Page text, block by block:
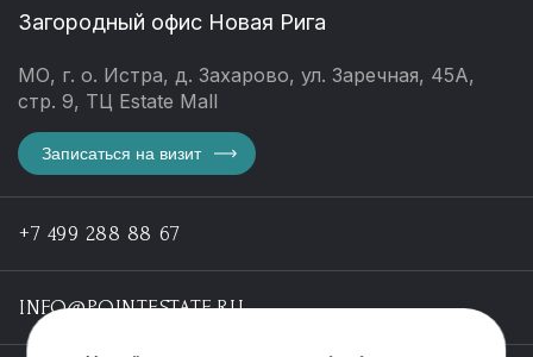
Загородный офис Новая Рига
МО, г. о. Истра, д. Захарово, ул. Заречная, 45А,
стр. 9, ТЦ Estate Mall
Записаться на визит
+7 499 288 88 67
INFO@POINTESTATE.RU